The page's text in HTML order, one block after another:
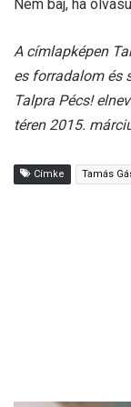
Nem baj, ha
A címlapképen
es forradalom és
Talpra Pécs!
téren 2015.
Címke Tamás